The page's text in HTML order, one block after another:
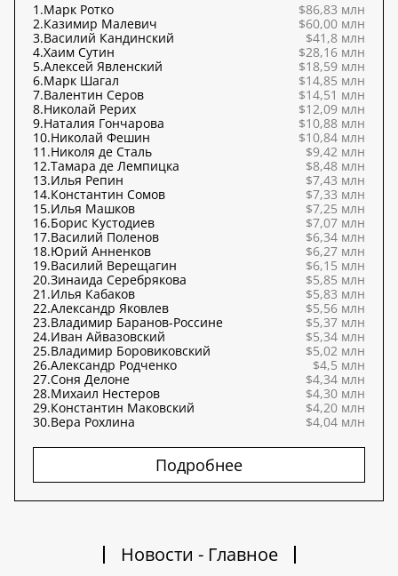
1.Марк Ротко
$86,83 млн
2.Казимир Малевич
$60,00 млн
3.Василий Кандинский
$41,8 млн
4.Хаим Сутин
$28,16 млн
5.Алексей Явленский
$18,59 млн
6.Марк Шагал
$14,85 млн
7.Валентин Серов
$14,51 млн
8.Николай Рерих
$12,09 млн
9.Наталия Гончарова
$10,88 млн
10.Николай Фешин
$10,84 млн
11.Николя де Сталь
$9,42 млн
12.Тамара де Лемпицка
$8,48 млн
13.Илья Репин
$7,43 млн
14.Константин Сомов
$7,33 млн
15.Илья Машков
$7,25 млн
16.Борис Кустодиев
$7,07 млн
17.Василий Поленов
$6,34 млн
18.Юрий Анненков
$6,27 млн
19.Василий Верещагин
$6,15 млн
20.Зинаида Серебрякова
$5,85 млн
21.Илья Кабаков
$5,83 млн
22.Александр Яковлев
$5,56 млн
23.Владимир Баранов-Россине
$5,37 млн
24.Иван Айвазовский
$5,34 млн
25.Владимир Боровиковский
$5,02 млн
26.Александр Родченко
$4,5 млн
27.Соня Делоне
$4,34 млн
28.Михаил Нестеров
$4,30 млн
29.Константин Маковский
$4,20 млн
30.Вера Рохлина $4,04 млн
Подробнее
Новости - Главное